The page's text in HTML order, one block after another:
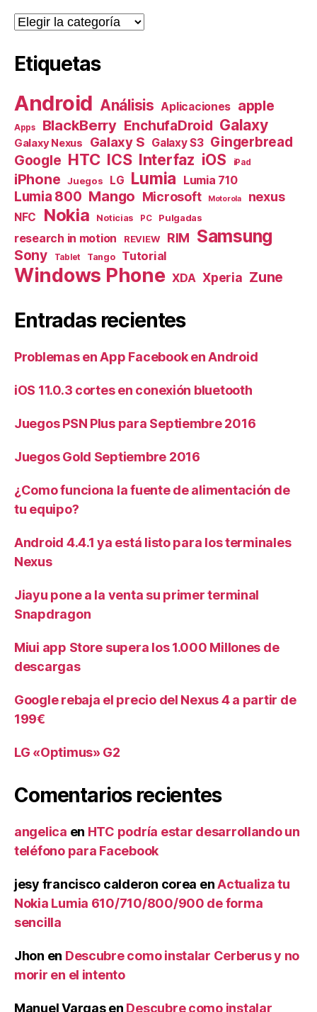
Categorías
Etiquetas
Android Análisis Aplicaciones apple
Apps BlackBerry EnchufaDroid Galaxy
Galaxy Nexus Galaxy S Galaxy S3 Gingerbread
Google HTC ICS Interfaz iOS iPad
iPhone Juegos LG Lumia Lumia 710
Lumia 800 Mango Microsoft Motorola nexus
NFC Nokia Noticias PC Pulgadas
research in motion REVIEW RIM Samsung
Sony Tablet Tango Tutorial
Windows Phone XDA Xperia Zune
Entradas recientes
Problemas en App Facebook en Android
iOS 11.0.3 cortes en conexión bluetooth
Juegos PSN Plus para Septiembre 2016
Juegos Gold Septiembre 2016
¿Como funciona la fuente de alimentación de
tu equipo?
Android 4.4.1 ya está listo para los terminales
Nexus
Jiayu pone a la venta su primer terminal
Snapdragon
Miui app Store supera los 1.000 Millones de
descargas
Google rebaja el precio del Nexus 4 a partir de
199€
LG «Optimus» G2
Comentarios recientes
angelica en HTC podría estar desarrollando un
teléfono para Facebook
jesy francisco calderon corea enActualiza tu
Nokia Lumia 610/710/800/900 de forma
sencilla
Jhon en Descubre como instalar Cerberus y no
morir en el intento
Manuel Vargasen Descubre como instalar